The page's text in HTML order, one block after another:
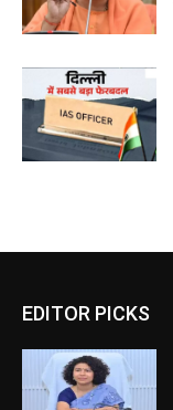
EDITOR PICKS